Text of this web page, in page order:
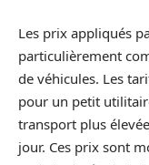
Les prix appliqués
particulièrement
de véhicules. Les
pour un petit
transport plus
jour. Ces prix sont